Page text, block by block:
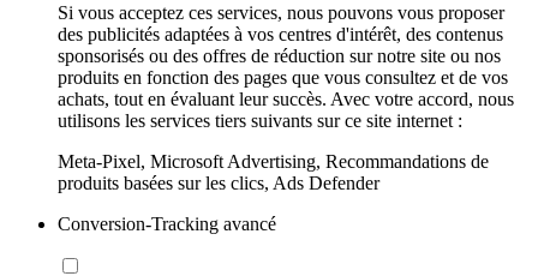
Si vous acceptez ces services, nous pouvons vous proposer
des publicités adaptées à vos centres d'intérêt, des contenus
sponsorisés ou des offres de réduction sur notre site ou nos
produits en fonction des pages que vous consultez et de vos
achats, tout en évaluant leur succès. Avec votre accord, nous
utilisons les services tiers suivants sur ce site internet :
Meta-Pixel, Microsoft Advertising, Recommandations de
produits basées sur les clics, Ads Defender
Conversion-Tracking avancé